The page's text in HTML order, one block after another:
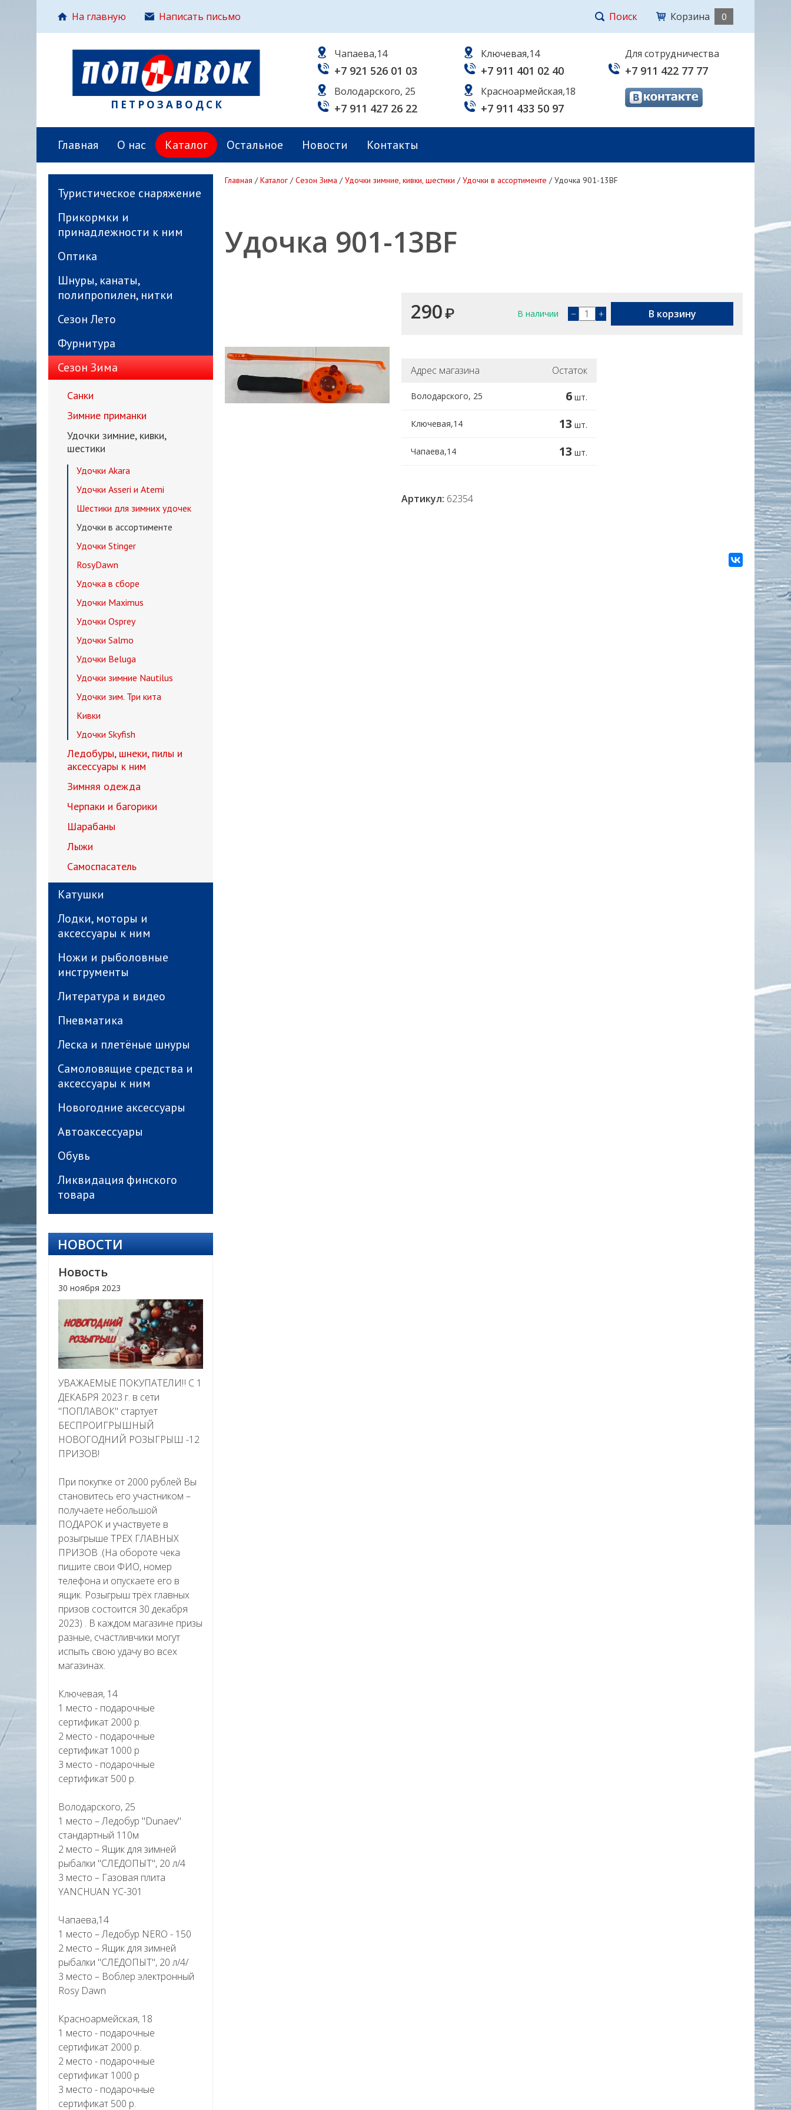
На главную Написать письмо Поиск Корзина 0
ПЕТРОЗАВОДСК
Чапаева,14
+7 921 526 01 03
Володарского, 25
+7 911 427 26 22
Ключевая,14
+7 911 401 02 40
Красноармейская,18
+7 911 433 50 97
Для сотрудничества
+7 911 422 77 77
Главная О нас Каталог Остальное Новости Контакты
Туристическое снаряжение
Прикормки и
принадлежности к ним
Оптика
Шнуры, канаты,
полипропилен, нитки
Сезон Лето
Фурнитура
Сезон Зима
Санки
Зимние приманки
Удочки зимние, кивки,
шестики
Удочки Akara
Удочки Asseri и Atemi
Шестики для зимних удочек
Удочки в ассортименте
Удочки Stinger
RosyDawn
Удочка в сборе
Удочки Maximus
Удочки Osprey
Удочки Salmo
Удочки Beluga
Удочки зимние Nautilus
Удочки зим. Три кита
Кивки
Удочки Skyfish
Ледобуры, шнеки, пилы и
аксессуары к ним
Зимняя одежда
Черпаки и багорики
Шарабаны
Лыжи
Самоспасатель
Катушки
Лодки, моторы и
аксессуары к ним
Ножи и рыболовные
инструменты
Литература и видео
Пневматика
Леска и плетёные шнуры
Самоловящие средства и
аксессуары к ним
Новогодние аксессуары
Автоаксессуары
Обувь
Ликвидация финского
товара
НОВОСТИ
Новость
30 ноября 2023
УВАЖАЕМЫЕ ПОКУПАТЕЛИ‼ С 1
ДЕКАБРЯ 2023 г. в сети
"ПОПЛАВОК" стартует
БЕСПРОИГРЫШНЫЙ
НОВОГОДНИЙ РОЗЫГРЫШ -12
ПРИЗОВ!
При покупке от 2000 рублей Вы
становитесь его участником –
получаете небольшой
ПОДАРОК и участвуете в
розыгрыше ТРЕХ ГЛАВНЫХ
ПРИЗОВ .(На обороте чека
пишите свои ФИО, номер
телефона и опускаете его в
ящик. Розыгрыш трёх главных
призов состоится 30 декабря
2023) . В каждом магазине призы
разные, счастливчики могут
испыть свою удачу во всех
магазинах.
Ключевая, 14
1 место - подарочные
сертификат 2000 р.
2 место - подарочные
сертификат 1000 р
3 место - подарочные
сертификат 500 р.
Володарского, 25
1 место – Ледобур "Dunaev"
стандартный 110м
2 место – Ящик для зимней
рыбалки "СЛЕДОПЫТ", 20 л/4
3 место – Газовая плита
YANCHUAN YC-301
Чапаева,14
1 место – Ледобур NERO - 150
2 место – Ящик для зимней
рыбалки "СЛЕДОПЫТ", 20 л/4/
3 место – Воблер электронный
Rosy Dawn
Красноармейская, 18
1 место - подарочные
сертификат 2000 р.
2 место - подарочные
сертификат 1000 р
3 место - подарочные
сертификат 500 р.
Главная /Каталог /Сезон Зима /Удочки зимние, кивки, шестики /Удочки в ассортименте /Удочка 901-13BF
Удочка 901-13BF
290₽ В наличии − + В корзину
Адрес магазина Остаток
Володарского, 25 6 шт.
Ключевая,14 13 шт.
Чапаева,14 13 шт.
Артикул: 62354